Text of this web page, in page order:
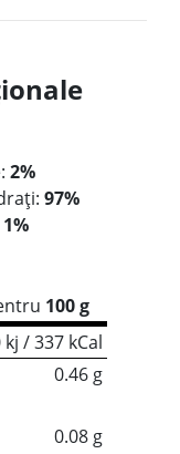
2%
97%
1%
100 g
kj / 337 kCal
0.46 g
0.08 g